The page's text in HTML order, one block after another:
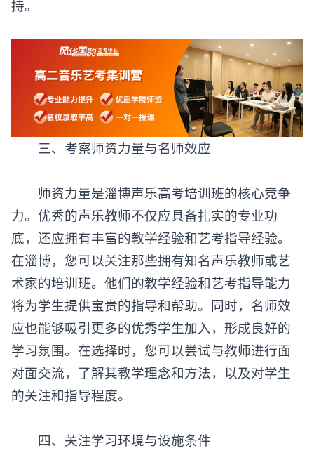
持。
‌三、考察师资力量与名师效应‌
师资力量是淄博声乐高考培训班的核心竞争
力。优秀的声乐教师不仅应具备扎实的专业功
底，还应拥有丰富的教学经验和艺考指导经验。
在淄博，您可以关注那些拥有知名声乐教师或艺
术家的培训班。他们的教学经验和艺考指导能力
将为学生提供宝贵的指导和帮助。同时，名师效
应也能够吸引更多的优秀学生加入，形成良好的
学习氛围。在选择时，您可以尝试与教师进行面
对面交流，了解其教学理念和方法，以及对学生
的关注和指导程度。
‌四、关注学习环境与设施条件‌